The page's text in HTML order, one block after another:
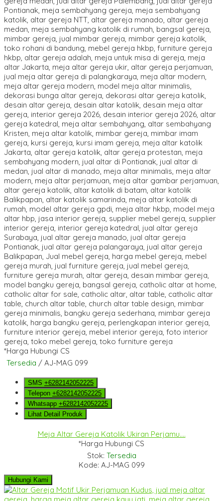
*Harga Hubungi CS
Tersedia / AJ-MAG 099
SMS +6282142052225
Telepon +6282142052225
Whatsapp +6282142052225
Lihat Detail Produk
Meja Altar Gereja Katolik Ukiran Perjamu....
*Harga Hubungi CS
Stok: Tersedia
Kode: AJ-MAG 099
Hubungi Kami